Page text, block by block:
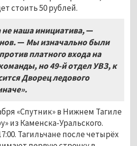
стоить 50 рублей.
не наша инициатива,—
— Мы изначально были
платного входа на
но 49-й отдел УВЗ, к
Дворец ледового
«Спутник» в Нижнем Тагиле
из Каменска-Уральского.
Тагильчане после четырёх